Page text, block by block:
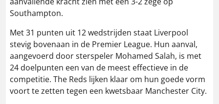
Southampton.
Met 31 punten uit 12 wedstrijden staat Liverpool
stevig bovenaan in de Premier League. Hun aanval,
aangevoerd door sterspeler Mohamed Salah, is met
24 doelpunten een van de meest effectieve in de
competitie. The Reds lijken klaar om hun goede vorm
voort te zetten tegen een kwetsbaar Manchester City.